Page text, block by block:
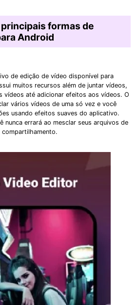
principais formas de
Android
de edição de vídeo disponível para
muitos recursos além de juntar vídeos,
vídeos até adicionar efeitos aos vídeos. O
vários vídeos de uma só vez e você
usando efeitos suaves do aplicativo.
nunca errará ao mesclar seus arquivos de